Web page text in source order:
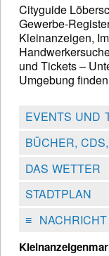
Cityguide
Gewerbe-
Kleinanzeigen,
und Tickets –
Umgebung
EVENTS UND
BÜCHER,
DAS WETTER
STADTPLAN
≡NACHRICHT